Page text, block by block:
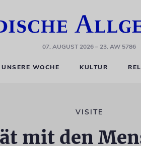
07. AUGUST 2026– 23. AW 5786
UNSERE WOCHE KULTUR
VISITE
mit den